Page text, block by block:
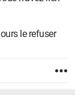
le refuser